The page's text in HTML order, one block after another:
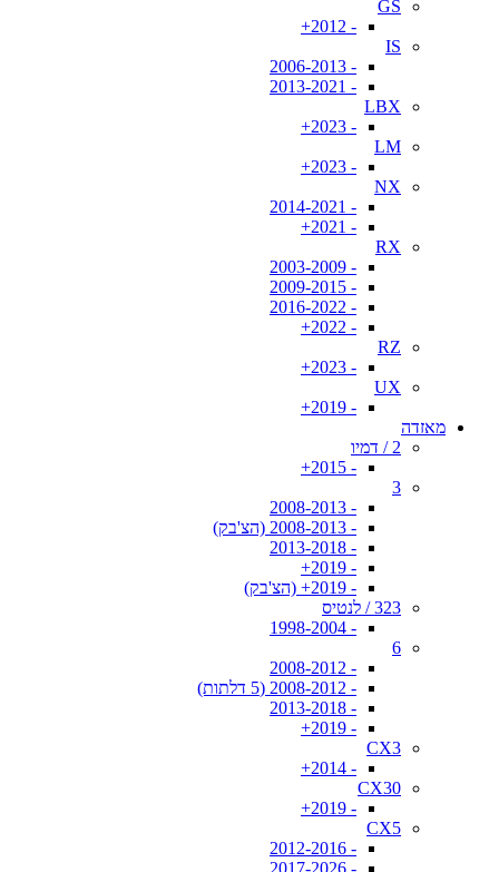
GS
- 2012+
IS
- 2006-2013
- 2013-2021
LBX
- 2023+
LM
- 2023+
NX
- 2014-2021
- 2021+
RX
- 2003-2009
- 2009-2015
- 2016-2022
- 2022+
RZ
- 2023+
UX
- 2019+
מאזדה
2 / דמיו
- 2015+
3
- 2008-2013
- 2008-2013 (הצ'בק)
- 2013-2018
- 2019+
- 2019+ (הצ'בק)
323 / לנטיס
- 1998-2004
6
- 2008-2012
- 2008-2012 (5 דלתות)
- 2013-2018
- 2019+
CX3
- 2014+
CX30
- 2019+
CX5
- 2012-2016
- 2017-2026